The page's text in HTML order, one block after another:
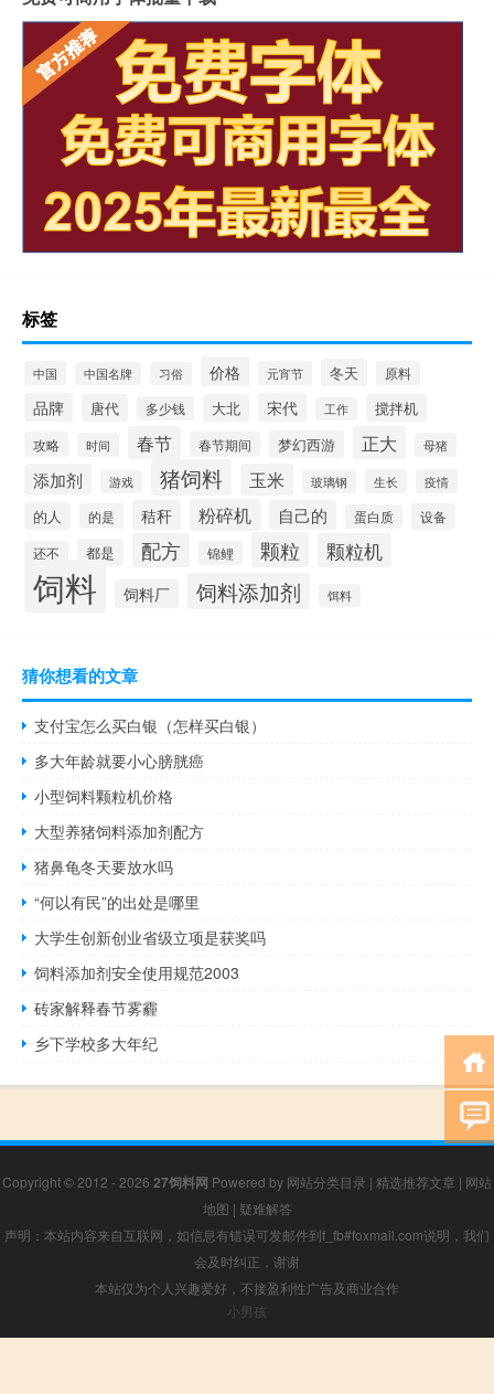
标签
中国 中国名牌 习俗 价格 元宵节 冬天 原料
品牌 唐代 多少钱 大北 宋代 工作 搅拌机
攻略 时间 春节 春节期间 梦幻西游 正大 母猪
添加剂 游戏 猪饲料 玉米 玻璃钢 生长 疫情
的人 的是 秸秆 粉碎机 自己的 蛋白质 设备
还不 都是 配方 锦鲤 颗粒 颗粒机
饲料 饲料厂 饲料添加剂 饵料
猜你想看的文章
支付宝怎么买白银（怎样买白银）
多大年龄就要小心膀胱癌
小型饲料颗粒机价格
大型养猪饲料添加剂配方
猪鼻龟冬天要放水吗
“何以有民”的出处是哪里
大学生创新创业省级立项是获奖吗
饲料添加剂安全使用规范2003
砖家解释春节雾霾
乡下学校多大年纪
Copyright © 2012 - 2026 27饲料网 Powered by 网站分类目录 | 精选推荐文章 | 网站
地图 | 疑难解答
声明：本站内容来自互联网，如信息有错误可发邮件到f_fb#foxmail.com说明，我们
会及时纠正，谢谢
本站仅为个人兴趣爱好，不接盈利性广告及商业合作
小男孩